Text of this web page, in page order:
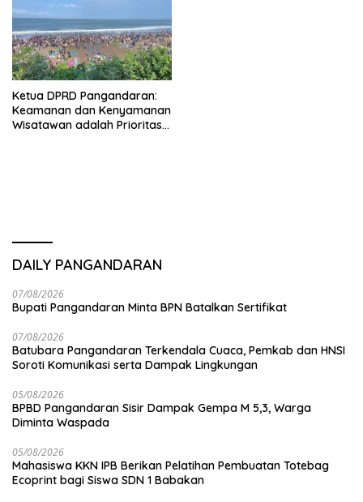
Ketua DPRD Pangandaran:
Keamanan dan Kenyamanan
Wisatawan adalah Prioritas
DAILY PANGANDARAN
07/08/2026
Bupati Pangandaran Minta BPN Batalkan Sertifikat
07/08/2026
Batubara Pangandaran Terkendala Cuaca, Pemkab dan HNSI
Soroti Komunikasi serta Dampak Lingkungan
05/08/2026
BPBD Pangandaran Sisir Dampak Gempa M 5,3, Warga
Diminta Waspada
05/08/2026
Mahasiswa KKN IPB Berikan Pelatihan Pembuatan Totebag
Ecoprint bagi Siswa SDN 1 Babakan